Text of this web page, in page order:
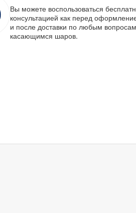
Вы можете воспользоваться
консультацией как перед
и после доставки по любым
касающимся шаров.